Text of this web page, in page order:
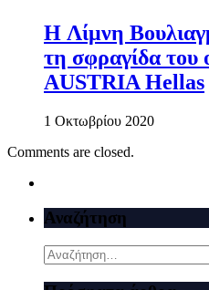
H Λίμνη
τη σφραγίδα του
AUSTRIA Hellas
1 Οκτωβρίου 2020
Comments are closed.
Αναζήτηση
Αναζήτηση
για: